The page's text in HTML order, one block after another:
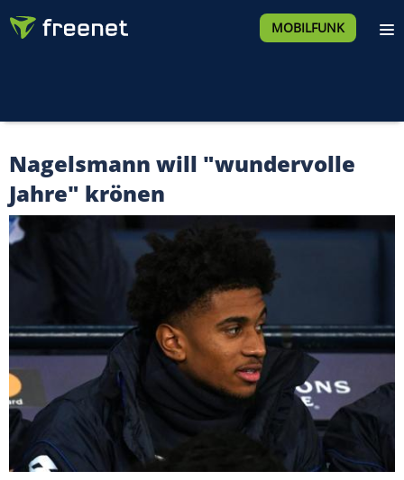
MOBILFUNK
Nagelsmann will "wundervolle
Jahre" krönen